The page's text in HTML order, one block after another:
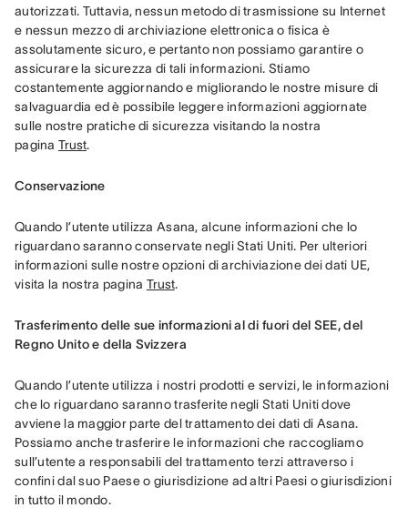
autorizzati. Tuttavia, nessun metodo di trasmissione su Internet
e nessun mezzo di archiviazione elettronica o fisica è
assolutamente sicuro, e pertanto non possiamo garantire o
assicurare la sicurezza di tali informazioni. Stiamo
costantemente aggiornando e migliorando le nostre misure di
salvaguardia ed è possibile leggere informazioni aggiornate
sulle nostre pratiche di sicurezza visitando la nostra
pagina Trust.
Conservazione
Quando l’utente utilizza Asana, alcune informazioni che lo
riguardano saranno conservate negli Stati Uniti. Per ulteriori
informazioni sulle nostre opzioni di archiviazione dei dati UE,
visita la nostra pagina Trust.
Trasferimento delle sue informazioni al di fuori del SEE, del
Regno Unito e della Svizzera
Quando l’utente utilizza i nostri prodotti e servizi, le informazioni
che lo riguardano saranno trasferite negli Stati Uniti dove
avviene la maggior parte del trattamento dei dati di Asana.
Possiamo anche trasferire le informazioni che raccogliamo
sull’utente a responsabili del trattamento terzi attraverso i
confini dal suo Paese o giurisdizione ad altri Paesi o giurisdizioni
in tutto il mondo.